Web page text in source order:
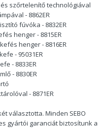
és szőrtelenítő technológiával
- 8862ER
fúvóka - 8832ER
henger - 8815ER
henger - 8816ER
- 95031ER
- 8833ER
- 8830ER
- 8871ER
választotta. Minden SEBO
gyártói garanciát biztosítunk a